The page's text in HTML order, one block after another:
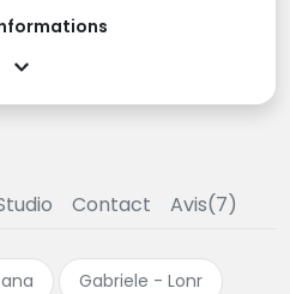
Contact Avis(7)
Gabriele - Lonr